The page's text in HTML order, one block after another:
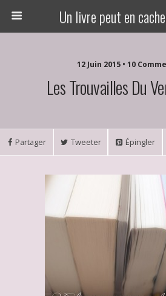
Un livre peut en
12 Juin 2015 • 10
Les Trouvailles Du
Partager Tweeter Épingler